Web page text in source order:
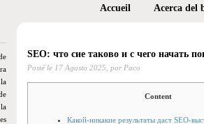
Accueil Acerca del
SEO: что сие таково и с чего начать
Posté le 17 Agosto 2025, por Paco
Content
Какой-никакие результаты даст SEO-